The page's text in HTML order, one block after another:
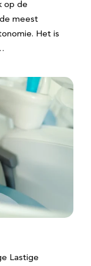
op de
meest
Het is
Lastige